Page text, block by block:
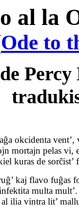
al la
Ode to
de Percy
okcidenta
mortajn pelas vi,
kuras de
kaj flavo fuĝas
multa
ilia vintra lit’